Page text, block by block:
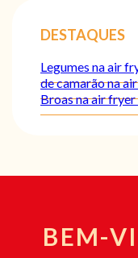
DESTAQUES
Legumes na air
de camarão na
Broas na air fryer
BEM-